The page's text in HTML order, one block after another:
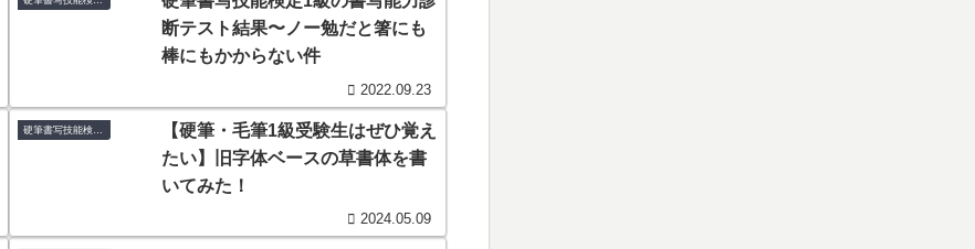
断テスト結果〜ノー勉だと箸にも
棒にもかからない件
2022.09.23
【硬筆・毛筆1級受験生はぜひ覚え
たい】旧字体ベースの草書体を書
いてみた！
2024.05.09